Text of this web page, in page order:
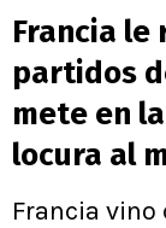
Francia le
partidos
mete en
locura al
Francia